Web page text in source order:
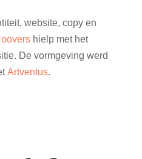
website, copy en
hielp met het
De vormgeving werd
Artventus.